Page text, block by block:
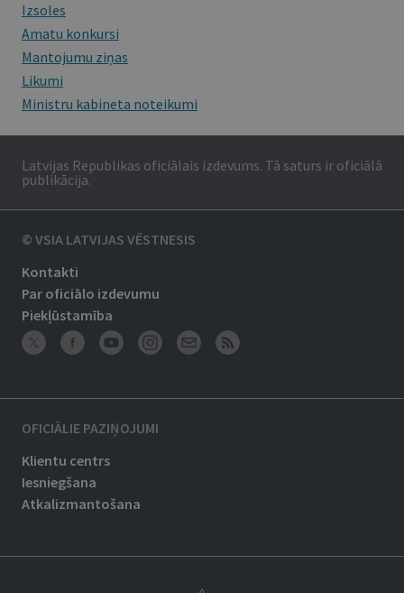
Izsoles
Amatu konkursi
Mantojumu ziņas
Likumi
Ministru kabineta noteikumi
Latvijas Republikas oficiālais izdevums. Tā saturs ir oficiālā
publikācija.
© VSIA LATVIJAS VĒSTNESIS
Kontakti
Par oficiālo izdevumu
Piekļūstamība
OFICIĀLIE PAZIŅOJUMI
Klientu centrs
Iesniegšana
Atkalizmantošana